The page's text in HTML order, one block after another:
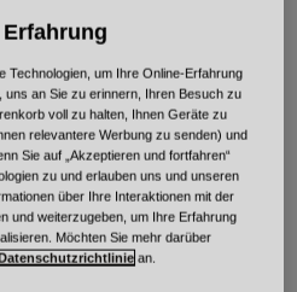
bei den Mahlzeiten,
der Fahrräder in den Boxen und
Rennen zu begleiten.
Technologien, um Ihre Online-Erfahrung
uns an Sie zu erinnern, Ihren Besuch zu
voll zu halten, Ihnen Geräte zu
relevantere Werbung zu senden) und
Sie auf „Akzeptieren und fortfahren“
zu und erlauben uns und unseren
über Ihre Interaktionen mit der
und weiterzugeben, um Ihre Erfahrung
Möchten Sie mehr darüber
an.